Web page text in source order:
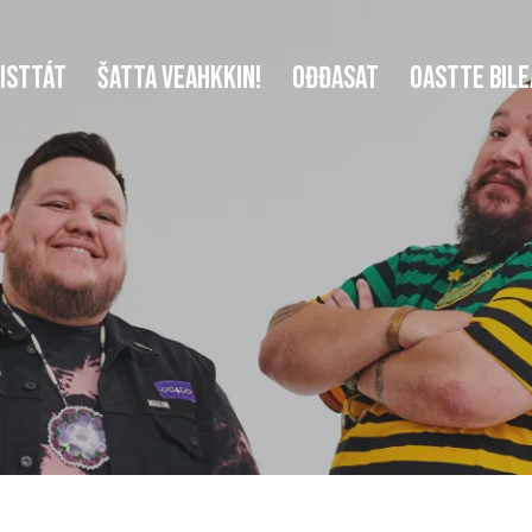
ŠATTA VEAHKKIN! OĐĐASAT OASTTE